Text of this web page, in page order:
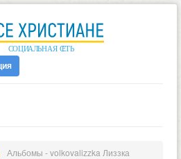
Альбомы - volkovalizzka Лиззка